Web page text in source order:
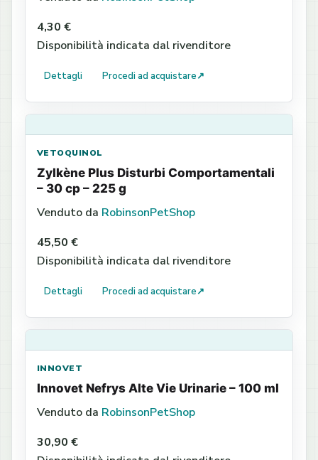
4,30 €
Disponibilità indicata dal rivenditore
Dettagli Procedi ad acquistare↗
VETOQUINOL
Zylkène Plus Disturbi Comportamentali
– 30 cp – 225 g
Venduto da RobinsonPetShop
45,50 €
Disponibilità indicata dal rivenditore
Dettagli Procedi ad acquistare↗
INNOVET
Innovet Nefrys Alte Vie Urinarie – 100 ml
Venduto da RobinsonPetShop
30,90 €